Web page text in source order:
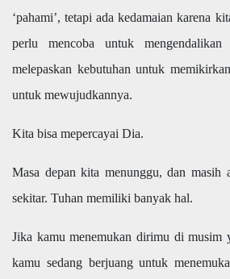
‘pahami’, tetapi ada kedamaian karena
perlu mencoba untuk
melepaskan kebutuhan untuk
untuk mewujudkannya.
Kita bisa mepercayai Dia.
Masa depan kita menunggu, dan masih
sekitar. Tuhan memiliki banyak hal.
Jika kamu menemukan dirimu di musim
kamu sedang berjuang untuk